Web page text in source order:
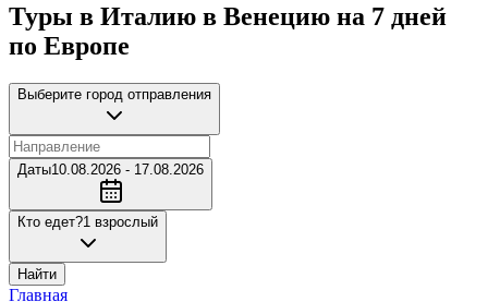
Туры в Италию в Венецию на 7 дней
по Европе
Выберите город отправления
Даты10.08.2026 - 17.08.2026
Кто едет?1 взрослый
Найти
Главная